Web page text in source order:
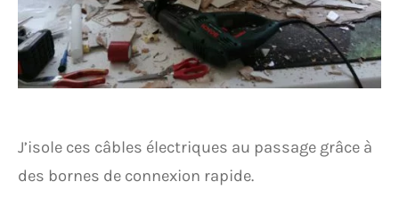
J’isole ces câbles électriques au passage grâce à
des bornes de connexion rapide.